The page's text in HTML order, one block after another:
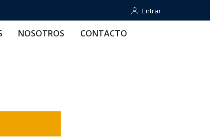
Entrar
Entrar
NOSOTROS CONTACTO